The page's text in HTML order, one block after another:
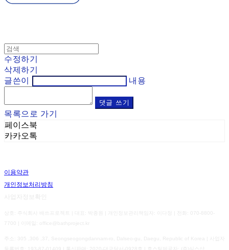
수정하기
삭제하기
글쓴이
내용
댓글 쓰기
목록으로 가기
페이스북
카카오톡
이용약관
개인정보처리방침
사업자정보확인
상호: 주식회사 배쓰프로젝트 | 대표: 박종원 | 개인정보관리책임자: 이다정 | 전화: 070-8800-
7700 | 이메일: office@bathproject.kr
주소: 305 ,306 ,37, Seongseogongdannam-ro, Dalseo-gu, Daegu, Republic of Korea | 사업자
193-87-01409 2020-대구달서-0928호 | 호스팅제공자: (주)식스샵